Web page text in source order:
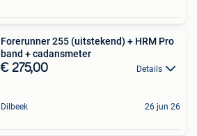
Forerunner 255 (uitstekend) + HRM Pro
band + cadansmeter
€ 275,00 Details
Dilbeek 26 jun 26